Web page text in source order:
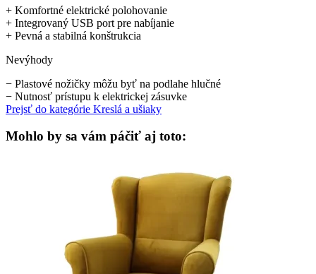
+ Komfortné elektrické polohovanie
+ Integrovaný USB port pre nabíjanie
+ Pevná a stabilná konštrukcia
Nevýhody
− Plastové nožičky môžu byť na podlahe hlučné
− Nutnosť prístupu k elektrickej zásuvke
Prejsť do kategórie Kreslá a ušiaky
Mohlo by sa vám páčiť aj toto: